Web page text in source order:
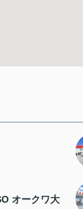
オークワ大